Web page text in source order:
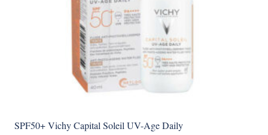
SPF50+ Vichy Capital Soleil UV-Age Daily